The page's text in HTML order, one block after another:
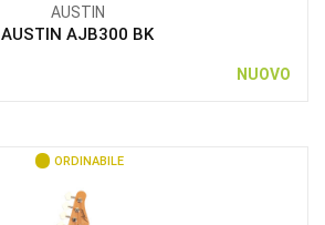
AUSTIN
AUSTIN AJB300 BK
NUOVO
ORDINABILE